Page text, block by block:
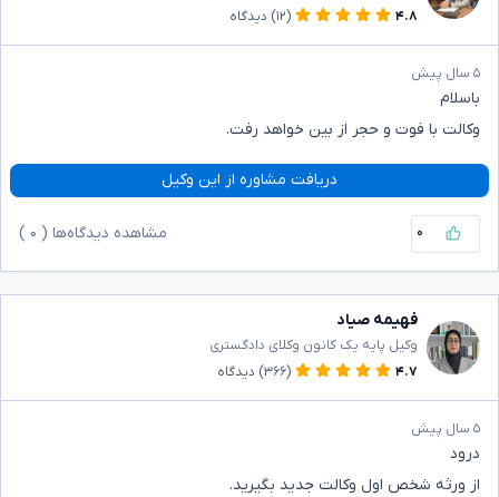
۴.۸
(۱۲) دیدگاه
۵ سال پیش
باسلام
وکالت با فوت و حجر از بین خواهد رفت.
دریافت مشاوره از این وکیل
۰ مشاهده دیدگاه‌ها ( ۰
فهیمه صیاد
وکیل پایه یک کانون وکلای دادگستری
۴.۷
(۳۶۶) دیدگاه
۵ سال پیش
درود
از ورثه شخص اول وکالت جدید بگیرید.